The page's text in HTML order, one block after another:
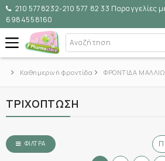
210 5778232-210 577 82 33 Παραγγελίες
6984558160
Καθημερινή φροντίδα ΦΡΟΝΤΙΔΑ
ΤΡΙΧΟΠΤΩΣΗ
ΦΊΛΤΡΑ